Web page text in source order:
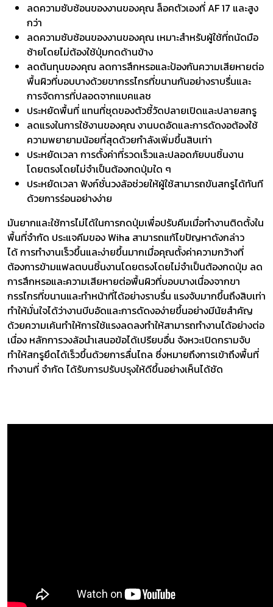
ลดความซับซ้อนของงานของคุณ ล็อคตัวเองที่ AF 17 และสูง
กว่า
ลดความซับซ้อนของงานของคุณ เหมาะสำหรับผู้ใช้ที่ถนัดมือ
ซ้ายโดยไม่ต้องใช้ปุ่มกดด้านข้าง
ลดต้นทุนของคุณ ลดการสึกหรอและป้องกันความเสียหายต่อ
พื้นผิวที่บอบบางด้วยขากรรไกรที่ขนานกันอย่างราบรื่นและ
การจัดการที่ปลอดจากแบคแลช
ประหยัดพื้นที่ แทนที่ชุดของตัวชี้วัดปลายเปิดและปลายสกรู
ลดแรงในการใช้งานของคุณ งานบดอัดและการดัดงอต้องใช้
ความพยายามน้อยที่สุดด้วยกำลังเพิ่มขึ้นสิบเท่า
ประหยัดเวลา การตั้งค่าที่รวดเร็วและปลอดภัยบนชิ้นงาน
โดยตรงโดยไม่จำเป็นต้องกดปุ่มใด ๆ
ประหยัดเวลา ฟังก์ชั่นวงล้อช่วยให้ผู้ใช้สามารถขันสกรูได้ทันที
ด้วยการร่อนอย่างง่าย
มันยากและใช้การไม่ได้ในการกดปุ่มเพื่อปรับคีมเมื่อทำงานติดตั้งใน
พื้นที่จำกัด ประแจคีมของ Wiha สามารถแก้ไขปัญหาดังกล่าว
ได้ การทำงานเร็วขึ้นและง่ายขึ้นมากเมื่อคุณตั้งค่าความกว้างที่
ต้องการข้ามแฟลตบนชิ้นงานโดยตรงโดยไม่จำเป็นต้องกดปุ่ม ลด
การสึกหรอและความเสียหายต่อพื้นผิวที่บอบบางเนื่องจากขา
กรรไกรที่ขนานและทำหน้าที่ได้อย่างราบรื่น แรงจับมากขึ้นถึงสิบเท่า
ทำให้มั่นใจได้ว่างานบีบอัดและการดัดงอง่ายขึ้นอย่างมีนัยสำคัญ
ด้วยความเค้นทำให้การใช้แรงลดลงทำให้สามารถทำงานได้อย่างต่อ
เนื่อง หลักการวงล้อนำเสนอข้อได้เปรียบอื่น จังหวะเปิดกรามจับ
ทำให้สกรูยึดได้เร็วขึ้นด้วยการลื่นไถล ซึ่งหมายถึงการเข้าถึงพื้นที่
ทำงานที่ จำกัด ได้รับการปรับปรุงให้ดีขึ้นอย่างเห็นได้ชัด